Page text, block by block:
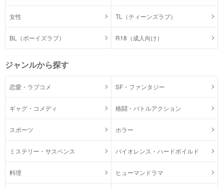
女性 TL（ティーンズラブ）
BL（ボーイズラブ） R18（成人向け）
ジャンルから探す
恋愛・ラブコメ SF・ファンタジー
ギャグ・コメディ 格闘・バトルアクション
スポーツ ホラー
ミステリー・サスペンス バイオレンス・ハードボイルド
料理 ヒューマンドラマ